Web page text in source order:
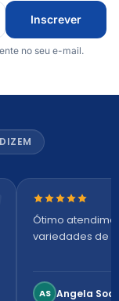
Inscrever
no seu e-mail.
Nota 5 de 5
Ótimo
variedades de
AS Angela